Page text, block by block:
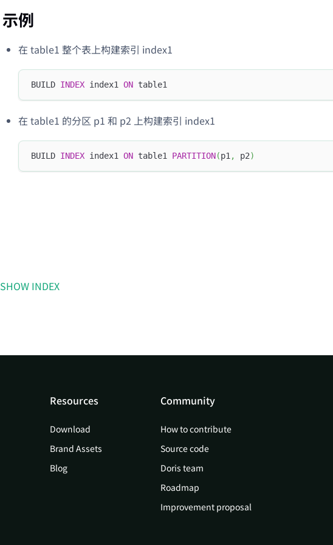
示例
在 table1 整个表上构建索引 index1
BUILD INDEX index1 ON table1
在 table1 的分区 p1 和 p2 上构建索引 index1
BUILD INDEX index1 ON table1 PARTITION(p1, p2)
SHOW INDEX
Resources
Download
Brand Assets
Blog
Community
How to contribute
Source code
Doris team
Roadmap
Improvement proposal